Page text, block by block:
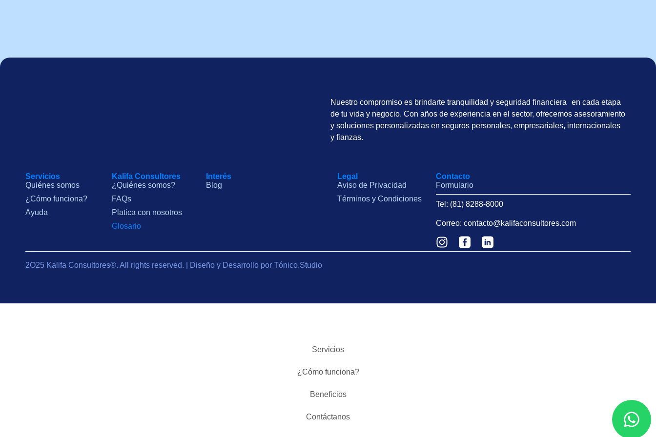
Nuestro compromiso es brindarte tranquilidad y seguridad financiera en cada etapa
de tu vida y negocio. Con años de experiencia en el sector, ofrecemos asesoramiento
y soluciones personalizadas en seguros personales, empresariales, internacionales
y fianzas.
Servicios
Quiénes somos
¿Cómo funciona?
Ayuda
Kalifa Consultores
¿Quiénes somos?
FAQs
Platica con nosotros
Glosario
Interés
Blog
Legal
Aviso de Privacidad
Términos y Condiciones
Contacto
Formulario
Tel: (81) 8288-8000
Correo:contacto@kalifaconsultores.com
2O25 Kalifa Consultores®. All rights reserved. | Diseño y Desarrollo por Tónico.Studio
Servicios
¿Cómo funciona?
Beneficios
Contáctanos